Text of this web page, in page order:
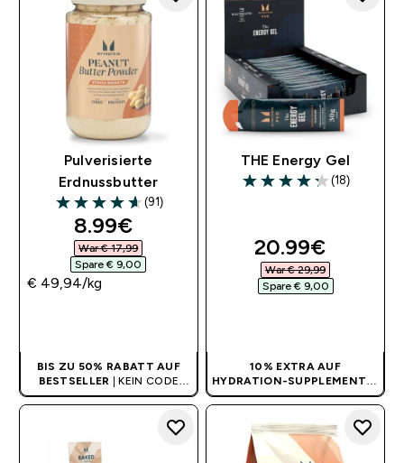
Pulverisierte
Erdnussbutter
4.63 out of 5 stars
(91)
discounted price
8.99€‎
War € 17,99‎
Spare € 9,00‎
€ 49,94‎/kg
BIS ZU 50% RABATT AUF
BESTSELLER | KEIN CODE
BENÖTIGT
THE Energy Gel
4.28 out of 5 stars
(18)
discounted
20.99€‎
War € 29,99‎
Spare € 9,00‎
10% EXTRA AUF
HYDRATION-SUPPLEMENTE|
KEIN CODE BENÖTIGT